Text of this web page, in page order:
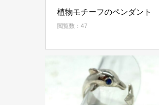
植物モチーフのペンダント
閲覧数：47